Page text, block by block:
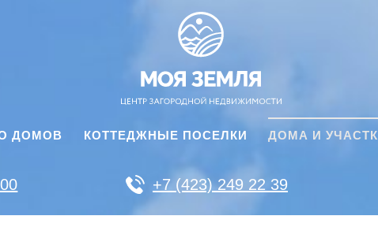
ДОМОВ КОТТЕДЖНЫЕ ПОСЕЛКИ ДОМА И
+7 (423) 249 22 39